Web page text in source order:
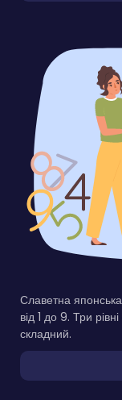
Славетна
від 1 до 9. Три
складний.